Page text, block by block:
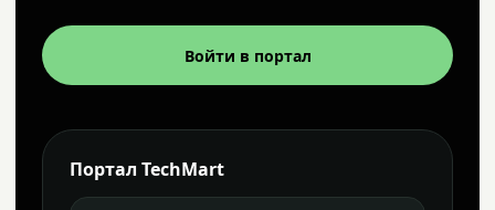
Войти в портал
Портал TechMart